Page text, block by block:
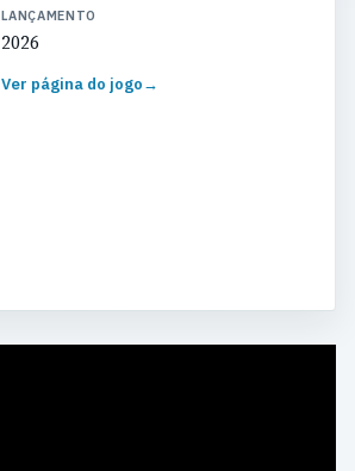
LANÇAMENTO
2026
Ver página do jogo→